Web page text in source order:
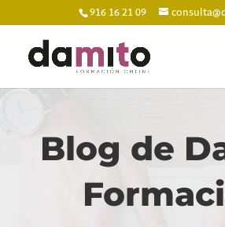
916 16 21 09
Blog de